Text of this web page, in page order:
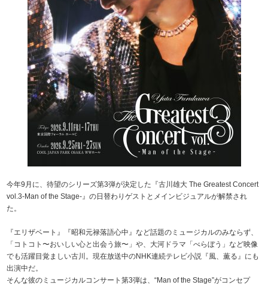
今年9月に、待望のシリーズ第3弾が決定した『古川雄大 The Greatest Concert
vol.3-Man of the Stage-』の日替わりゲストとメインビジュアルが解禁され
た。
『エリザベート』『昭和元禄落語心中』など話題のミュージカルのみならず、
「コトコト〜おいしい心と出会う旅〜」や、大河ドラマ「べらぼう」など映像
でも活躍目覚ましい古川。現在放送中のNHK連続テレビ小説『風、薫る』にも
出演中だ。
そんな彼のミュージカルコンサート第3弾は、“Man of the Stage”がコンセプ